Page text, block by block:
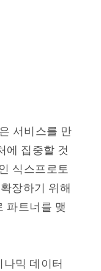
서비스를 만
에 집중할 것
식스프로토
장하기 위해
파트너를 맺
믹 데이터